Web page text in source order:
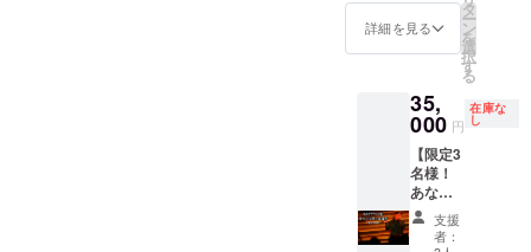
録の
メール
送りい
たしま
す。
送りい
たしま
※NATTY
-U運営
稿サイ
トにて
使わせ
て頂く
動画と
なりま
すの
で、動
には全
力でお
い！！
！
※【備考
欄に】
希望の
お名前
をご記
入お願
クラ
ファン
達
成！、
ンライ
ブ、
『痛み
の作
文。』
CDの発
売！を
祝し
詳細を見る
タ
ー
ン
を
選
択
す
る
35,
000 円
在庫な
し
【限定3
名様！
あなた
の街で
NATTY-
支援
者：